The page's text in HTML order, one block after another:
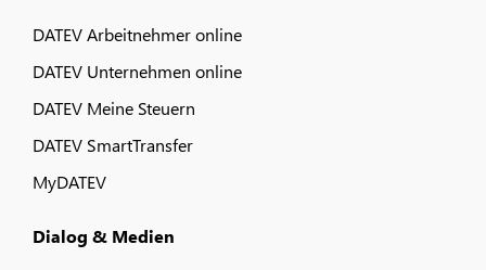
DATEV Arbeitnehmer online
DATEV Unternehmen online
DATEV Meine Steuern
DATEV SmartTransfer
MyDATEV
Dialog & Medien